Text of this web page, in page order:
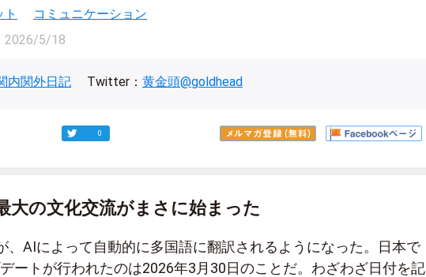
コミュニケーション
2026/5/18
内関外日記 Twitter： 黄金頭@goldhead
0
大の文化交流がまさに始まった
、AIによって自動的に多国語に翻訳されるようになった。日本で
ートが行われたのは2026年3月30日のことだ。わざわざ日付を記